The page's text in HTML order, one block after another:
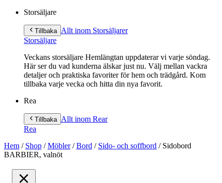
Storsäljare
Tillbaka Allt inom Storsäljarer
Storsäljare
Veckans storsäljare Hemlängtan uppdaterar vi varje söndag.
Här ser du vad kunderna älskar just nu. Välj mellan vackra
detaljer och praktiska favoriter för hem och trädgård. Kom
tillbaka varje vecka och hitta din nya favorit.
Rea
Tillbaka Allt inom Rear
Rea
Hem / Shop /Möbler/Bord / Sido- och soffbord / Sidobord
BARBIER, valnöt